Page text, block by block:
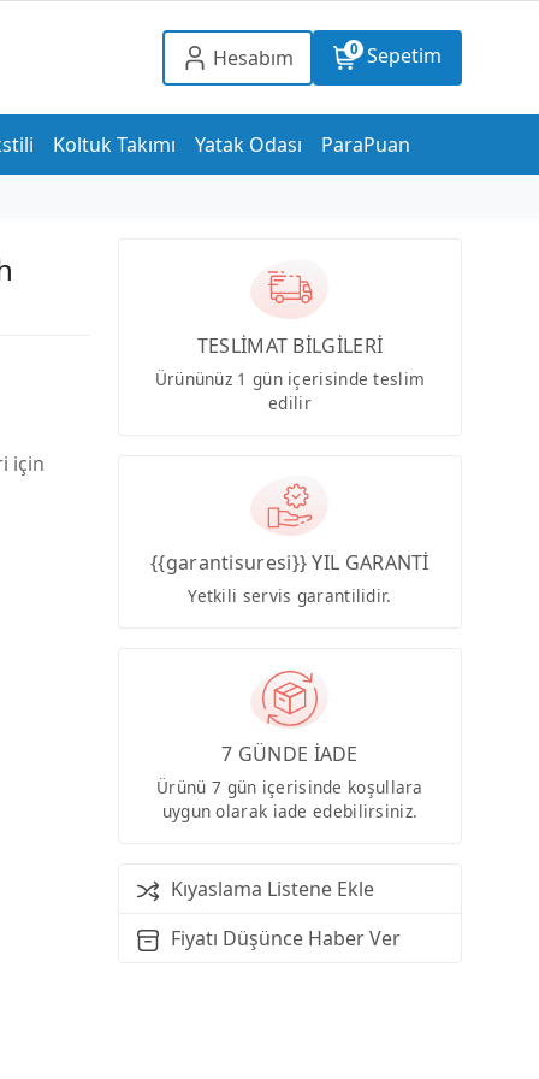
Hesabım 0 Sepetim
Koltuk Takımı Yatak Odası ParaPuan
için
TESLİMAT BİLGİLERİ
Ürününüz 1 gün içerisinde teslim
edilir
{{garantisuresi}} YIL GARANTİ
Yetkili servis garantilidir.
7 GÜNDE İADE
Ürünü 7 gün içerisinde koşullara
uygun olarak iade edebilirsiniz.
Kıyaslama Listene Ekle
Fiyatı Düşünce Haber Ver